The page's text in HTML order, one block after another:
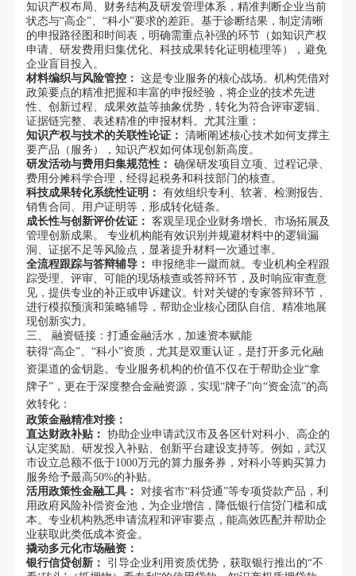
知识产权布局、财务结构及研发管理体系，精准判断企业当前
状态与“高企”、“科小”要求的差距。基于诊断结果，制定清晰
的申报路径图和时间表，明确需重点补强的环节（如知识产权
申请、研发费用归集优化、科技成果转化证明梳理等），避免
企业盲目投入。
材料编织与风险管控： 这是专业服务的核心战场。机构凭借对
政策要点的精准把握和丰富的申报经验，将企业的技术先进
性、创新过程、成果效益等抽象优势，转化为符合评审逻辑、
证据链完整、表述精准的申报材料。尤其注重：
知识产权与技术的关联性论证： 清晰阐述核心技术如何支撑主
要产品（服务），知识产权如何体现创新高度。
研发活动与费用归集规范性： 确保研发项目立项、过程记录、
费用分摊科学合理，经得起税务和科技部门的核查。
科技成果转化系统性证明： 有效组织专利、软著、检测报告、
销售合同、用户证明等，形成转化链条。
成长性与创新评价佐证： 客观呈现企业财务增长、市场拓展及
管理创新成果。 专业机构能有效识别并规避材料中的逻辑漏
洞、证据不足等风险点，显著提升材料一次通过率。
全流程跟踪与答辩辅导： 申报绝非一蹴而就。专业机构全程跟
踪受理、评审、可能的现场核查或答辩环节，及时响应审查意
见，提供专业的补正或申诉建议。针对关键的专家答辩环节，
进行模拟预演和策略辅导，帮助企业核心团队自信、精准地展
现创新实力。
三、 融资链接：打通金融活水，加速资本赋能
获得“高企”、“科小”资质，尤其是双重认证，是打开多元化融
资渠道的金钥匙。专业服务机构的价值不仅在于帮助企业“拿
牌子”，更在于深度整合金融资源，实现“牌子”向“资金流”的高
效转化：
政策金融精准对接：
直达财政补贴： 协助企业申请武汉市及各区针对科小、高企的
认定奖励、研发投入补贴、创新平台建设支持等。例如，武汉
市设立总额不低于1000万元的算力服务券，对科小等购买算力
服务给予最高50%的补贴。
活用政策性金融工具： 对接省市“科贷通”等专项贷款产品，利
用政府风险补偿资金池，为企业增信，降低银行信贷门槛和成
本。专业机构熟悉申请流程和评审要点，能高效匹配并帮助企
业获取此类低成本资金。
撬动多元化市场融资：
银行信贷创新：
引导企业利用资质优势，获取银行推出的“不